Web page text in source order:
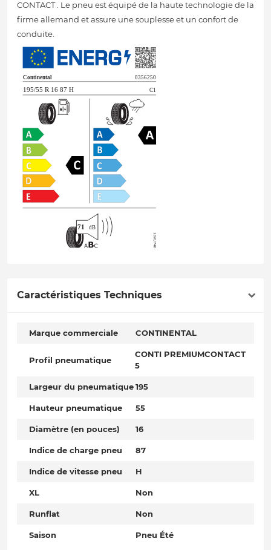
CONTACT . Le pneu est équipé de la haute technologie de la
firme allemand et assure une souplesse et un confort de
conduite.
Caractéristiques Techniques
Marque commerciale CONTINENTAL
Profil pneumatique
CONTI PREMIUMCONTACT
5
Largeur du pneumatique195
Hauteur pneumatique 55
Diamètre (en pouces) 16
Indice de charge pneu 87
Indice de vitesse pneu H
XL Non
Runflat Non
Saison Pneu Été